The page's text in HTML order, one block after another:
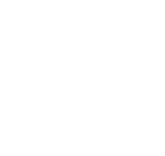
montajlı sileceklerdir. Geniş